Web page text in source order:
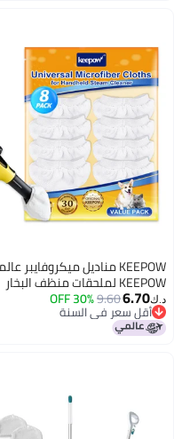
KEEPOW مناديل ميكروفايبر عالمية
KEEPOW لملحقات منظف البخار
المحمول متوافقة مع Bissell 9.60
30% OFF
سعر في السنة
سعر في السنة